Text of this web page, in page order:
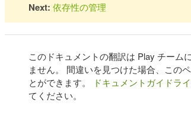
Next: 依存性の管理
このドキュメントの翻訳は Play チーム
ません。 間違いを見つけた場合、この
とができます。
ドキュメントガイドラ
てください。